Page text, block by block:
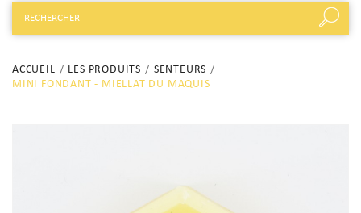
ACCUEIL LES PRODUITS
SENTEURS
MINI FONDANT - MIELLAT DU MAQUIS